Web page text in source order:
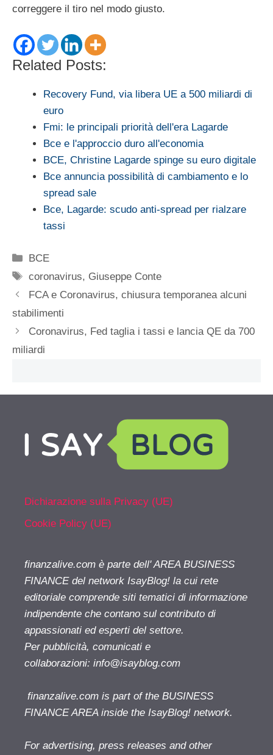
correggere il tiro nel modo giusto.
Related Posts:
Recovery Fund, via libera UE a 500 miliardi di
euro
Fmi: le principali priorità dell'era Lagarde
Bce e l'approccio duro all'economia
BCE, Christine Lagarde spinge su euro digitale
Bce annuncia possibilità di cambiamento e lo
spread sale
Bce, Lagarde: scudo anti-spread per rialzare
tassi
Categorie
BCE
Tag
coronavirus, Giuseppe Conte
FCA e Coronavirus, chiusura temporanea alcuni
stabilimenti
Coronavirus, Fed taglia i tassi e lancia QE da 700
miliardi
Dichiarazione sulla Privacy (UE)
Cookie Policy (UE)
finanzalive.com è parte dell' AREA BUSINESS
FINANCE del network IsayBlog! la cui rete
editoriale comprende siti tematici di informazione
indipendente che contano sul contributo di
appassionati ed esperti del settore.
Per pubblicità, comunicati e
collaborazioni: info@isayblog.com
finanzalive.com is part of the BUSINESS
FINANCE AREA inside the IsayBlog! network.
For advertising, press releases and other